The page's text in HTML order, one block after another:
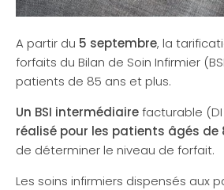
A partir du 5 septembre, la
forfaits du Bilan de Soin Infirmier
patients de 85 ans et plus.
Un BSI intermédiairefacturable (DI
réalisé pour les patients âgés de
de déterminer le niveau de forfait.
Les soins infirmiers dispensés aux